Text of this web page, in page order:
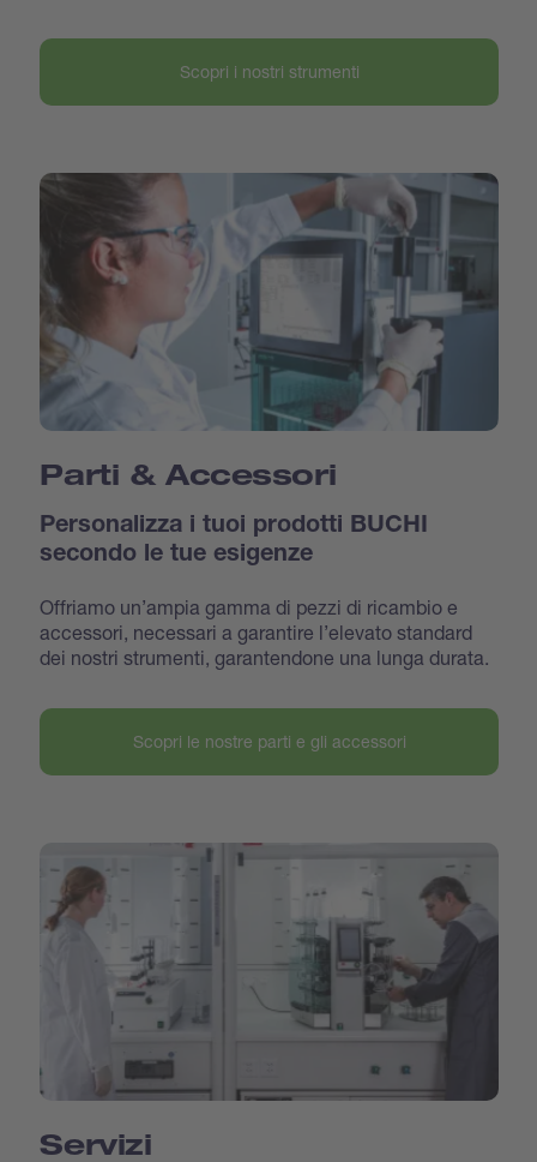
Scopri i nostri strumenti
Parti & Accessori
Personalizza i tuoi prodotti BUCHI
secondo le tue esigenze
Offriamo un’ampia gamma di pezzi di ricambio e
accessori, necessari a garantire l’elevato standard
dei nostri strumenti, garantendone una lunga durata.
Scopri le nostre parti e gli accessori
Servizi